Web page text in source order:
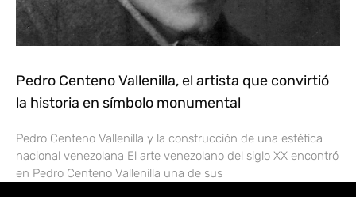
Pedro Centeno Vallenilla, el artista que convirtió
la historia en símbolo monumental
Pedro Centeno Vallenilla y la construcción de una estética
nacional venezolana El arte venezolano del siglo XX encontró
en Pedro Centeno Vallenilla una de sus